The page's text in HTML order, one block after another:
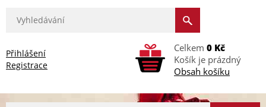
Přihlášení
Registrace
Celkem 0 Kč
Košík je prázdný
Obsah košíku